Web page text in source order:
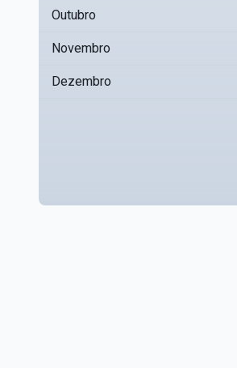
Outubro
Novembro
Dezembro